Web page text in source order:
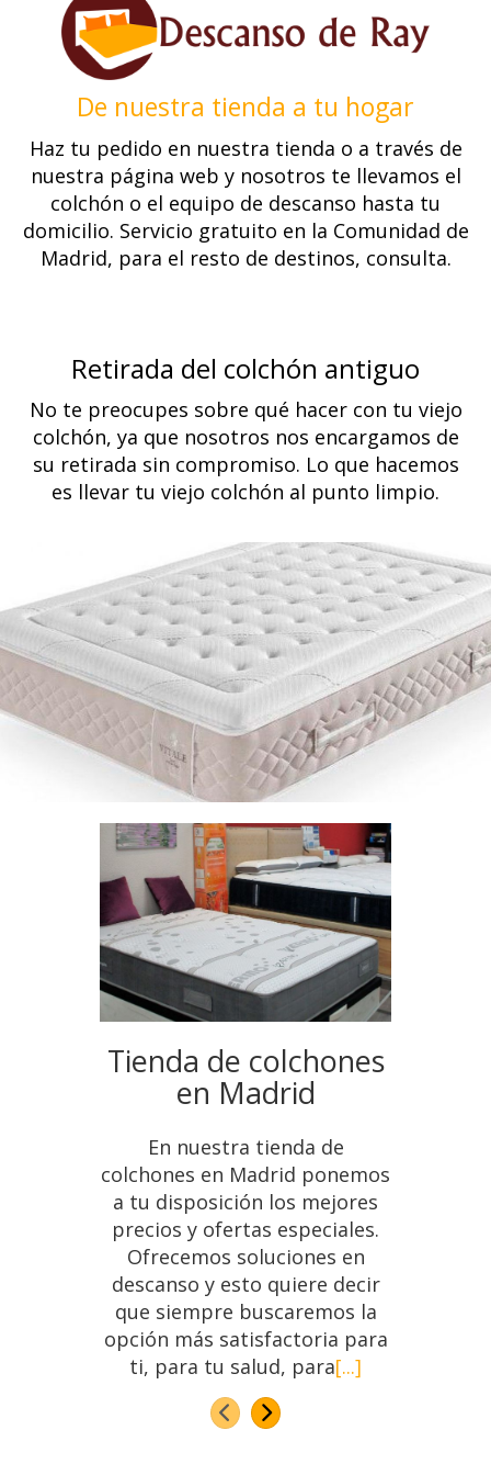
De nuestra tienda a tu hogar
Haz tu pedido en nuestra tienda o a través de
nuestra página web y nosotros te llevamos el
colchón o el equipo de descanso hasta tu
domicilio. Servicio gratuito en la Comunidad de
Madrid, para el resto de destinos, consulta.
Retirada del colchón antiguo
No te preocupes sobre qué hacer con tu viejo
colchón, ya que nosotros nos encargamos de
su retirada sin compromiso. Lo que hacemos
es llevar tu viejo colchón al punto limpio.
Tienda de colchones
en Madrid
En nuestra tienda de
colchones en Madrid ponemos
a tu disposición los mejores
precios y ofertas especiales.
Ofrecemos soluciones en
descanso y esto quiere decir
que siempre buscaremos la
opción más satisfactoria para
ti, para tu salud, para[...]
AnteriorSiguiente